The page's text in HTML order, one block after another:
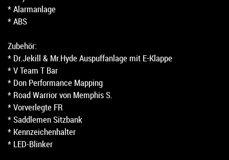
* Alarmanlage
* ABS
Zubehör:
* Dr.Jekill & Mr.Hyde Auspuffanlage mit E-Klappe
* V Team T Bar
* Don Performance Mapping
* Road Warrior von Memphis S.
* Vorverlegte FR
* Saddlemen Sitzbank
* Kennzeichenhalter
* LED-Blinker